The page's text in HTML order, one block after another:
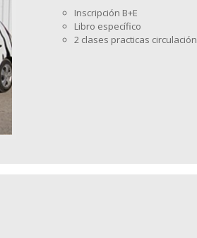
Inscripción B+E
Libro específico
2 clases practicas circulación